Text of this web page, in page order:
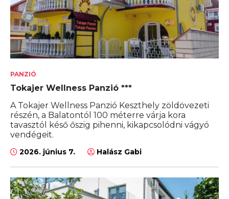
PANZIÓ
Tokajer Wellness Panzió ***
A Tokajer Wellness Panzió Keszthely zöldövezeti
részén, a Balatontól 100 méterre várja kora
tavasztól késő őszig pihenni, kikapcsolódni vágyó
vendégeit.
2026. június 7. Halász Gabi